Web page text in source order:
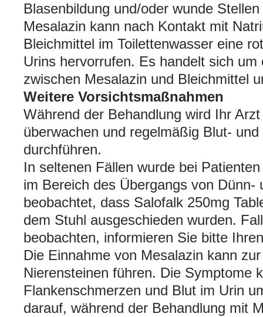
Blasenbildung und/oder wunde
Mesalazin kann nach Kontakt mit
Bleichmittel im Toilettenwasser eine
Urins hervorrufen. Es handelt sich
zwischen Mesalazin und Bleichmittel
Weitere Vorsichtsmaßnahmen
Während der Behandlung wird Ihr
überwachen und regelmäßig Blut-
durchführen.
In seltenen Fällen wurde bei
im Bereich des Übergangs von Dünn-
beobachtet, dass Salofalk 250mg
dem Stuhl ausgeschieden wurden.
beobachten, informieren Sie bitte
Die Einnahme von Mesalazin kann
Nierensteinen führen. Die Symptome
Flankenschmerzen und Blut im Urin
darauf, während der Behandlung mit